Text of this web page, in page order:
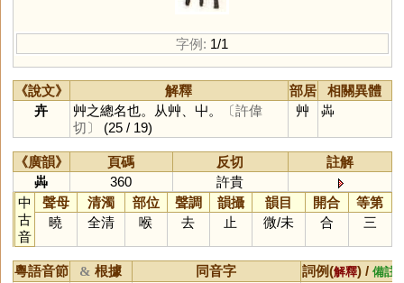
字例: 1/1
《說文》 解釋 部居
相關異體
卉
艸之總名也。从艸、屮。
〔許偉
切〕
(25 / 19)
艸 芔
《廣韻》 頁碼 反切
註解
芔
360
許貴
中
古
音
聲母 清濁 部位 聲調 韻攝 韻目 開合
等第
曉
全清 喉 去 止 微/未 合 三
粵語音節 & 根據 同音字 詞例(解釋) / 備註